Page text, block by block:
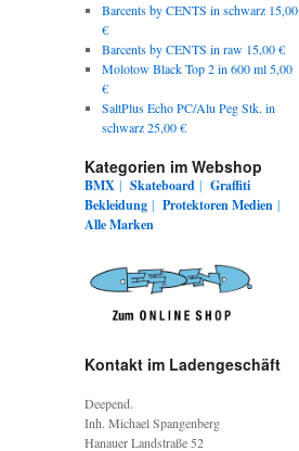
Barcents by CENTS in schwarz 15,00
€
Barcents by CENTS in raw 15,00 €
Molotow Black Top 2 in 600 ml 5,00
€
SaltPlus Echo PC/Alu Peg Stk. in
schwarz 25,00 €
Kategorien im Webshop
BMX | Skateboard | Graffiti
Bekleidung | ProtektorenMedien |
Alle Marken
Kontakt im Ladengeschäft
Deepend.
Inh. Michael Spangenberg
Hanauer Landstraße 52